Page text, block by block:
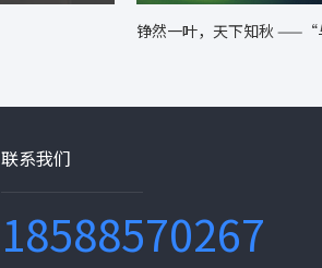
铮然一叶，天下知秋 ——“
联系我们
18588570267